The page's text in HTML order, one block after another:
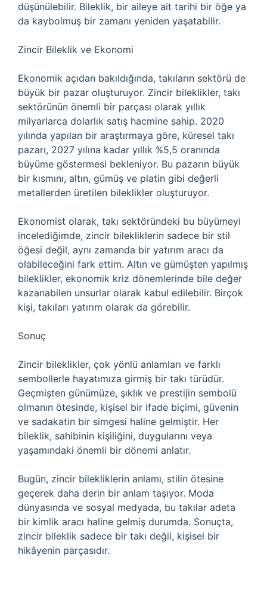
düşünülebilir. Bileklik, bir aileye ait tarihi bir öğe ya
da kaybolmuş bir zamanı yeniden yaşatabilir.
Zincir Bileklik ve Ekonomi
Ekonomik açıdan bakıldığında, takıların sektörü de
büyük bir pazar oluşturuyor. Zincir bileklikler, takı
sektörünün önemli bir parçası olarak yıllık
milyarlarca dolarlık satış hacmine sahip. 2020
yılında yapılan bir araştırmaya göre, küresel takı
pazarı, 2027 yılına kadar yıllık %5,5 oranında
büyüme göstermesi bekleniyor. Bu pazarın büyük
bir kısmını, altın, gümüş ve platin gibi değerli
metallerden üretilen bileklikler oluşturuyor.
Ekonomist olarak, takı sektöründeki bu büyümeyi
incelediğimde, zincir bilekliklerin sadece bir stil
öğesi değil, aynı zamanda bir yatırım aracı da
olabileceğini fark ettim. Altın ve gümüşten yapılmış
bileklikler, ekonomik kriz dönemlerinde bile değer
kazanabilen unsurlar olarak kabul edilebilir. Birçok
kişi, takıları yatırım olarak da görebilir.
Sonuç
Zincir bileklikler, çok yönlü anlamları ve farklı
sembollerle hayatımıza girmiş bir takı türüdür.
Geçmişten günümüze, şıklık ve prestijin sembolü
olmanın ötesinde, kişisel bir ifade biçimi, güvenin
ve sadakatin bir simgesi haline gelmiştir. Her
bileklik, sahibinin kişiliğini, duygularını veya
yaşamındaki önemli bir dönemi anlatır.
Bugün, zincir bilekliklerin anlamı, stilin ötesine
geçerek daha derin bir anlam taşıyor. Moda
dünyasında ve sosyal medyada, bu takılar adeta
bir kimlik aracı haline gelmiş durumda. Sonuçta,
zincir bileklik sadece bir takı değil, kişisel bir
hikâyenin parçasıdır.